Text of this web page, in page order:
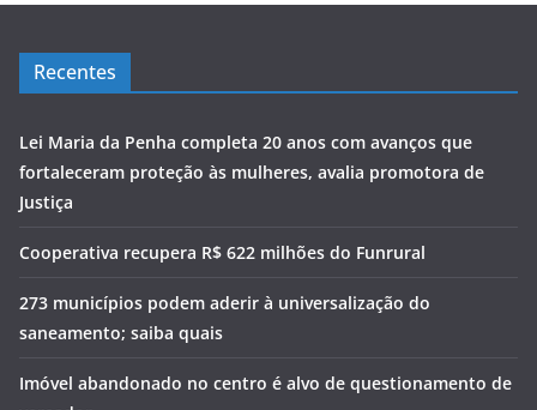
Recentes
Lei Maria da Penha completa 20 anos com avanços que
fortaleceram proteção às mulheres, avalia promotora de
Justiça
Cooperativa recupera R$ 622 milhões do Funrural
273 municípios podem aderir à universalização do
saneamento; saiba quais
Imóvel abandonado no centro é alvo de questionamento de